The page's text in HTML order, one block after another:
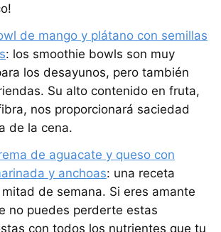
de mango y plátano con semillas
: los smoothie bowls son muy
los desayunos, pero también
Su alto contenido en fruta,
nos proporcionará saciedad
de la cena.
de aguacate y queso con
y anchoas: una receta
de semana. Si eres amante
no puedes perderte estas
con todos los nutrientes que tu